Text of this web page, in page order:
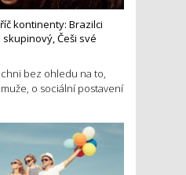
kontinenty: Brazilci
Češi své
bez ohledu na to,
o sociální postavení